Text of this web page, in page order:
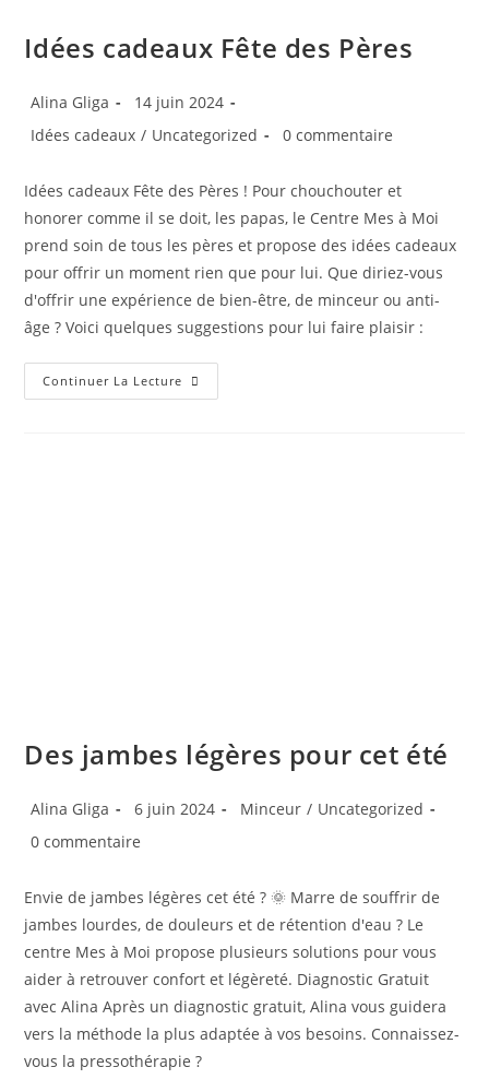
Idées cadeaux Fête des Pères
Alina Gliga
14 juin 2024
Idées cadeaux / Uncategorized 0 commentaire
Idées cadeaux Fête des Pères ! Pour chouchouter et
honorer comme il se doit, les papas, le Centre Mes à Moi
prend soin de tous les pères et propose des idées cadeaux
pour offrir un moment rien que pour lui. Que diriez-vous
d'offrir une expérience de bien-être, de minceur ou anti-
âge ? Voici quelques suggestions pour lui faire plaisir :
Continuer La Lecture
Des jambes légères pour cet été
Alina Gliga 6 juin 2024 Minceur / Uncategorized
0 commentaire
Envie de jambes légères cet été ? 🌞 Marre de souffrir de
jambes lourdes, de douleurs et de rétention d'eau ? Le
centre Mes à Moi propose plusieurs solutions pour vous
aider à retrouver confort et légèreté. Diagnostic Gratuit
avec Alina Après un diagnostic gratuit, Alina vous guidera
vers la méthode la plus adaptée à vos besoins. Connaissez-
vous la pressothérapie ?